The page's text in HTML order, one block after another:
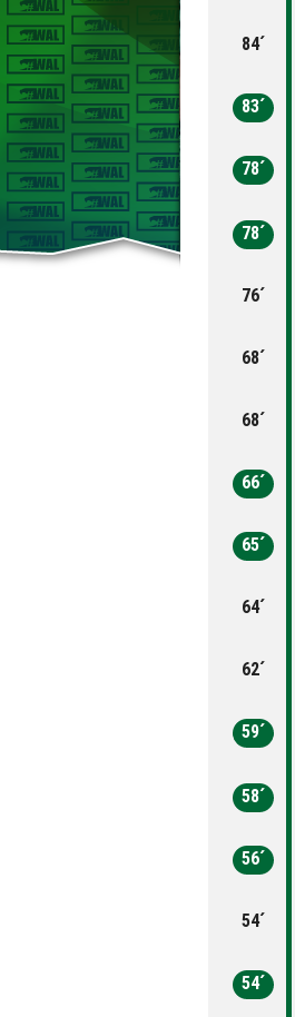
84´
83´
78´
78´
76´
68´
68´
66´
65´
64´
62´
59´
58´
56´
54´
54´